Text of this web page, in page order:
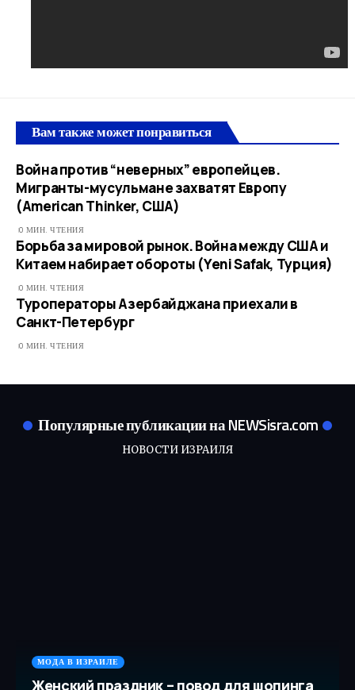
Вам также может понравиться
Война против “неверных” европейцев.
Мигранты-мусульмане захватят Европу
(American Thinker, США)
0 МИН. ЧТЕНИЯ
Борьба за мировой рынок. Война между США и
Китаем набирает обороты (Yeni Safak, Турция)
0 МИН. ЧТЕНИЯ
Туроператоры Азербайджана приехали в
Санкт-Петербург
0 МИН. ЧТЕНИЯ
Популярные публикации на NEWSisra.com
НОВОСТИ ИЗРАИЛЯ
МОДА В ИЗРАИЛЕ
Женский праздник – повод для шопинга